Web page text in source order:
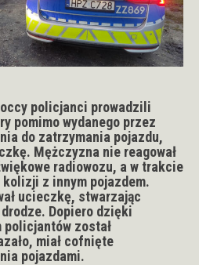
policjanci prowadzili
pomimo wydanego przez
do zatrzymania pojazdu,
Mężczyzna nie reagował
radiowozu, a w trakcie
kolizji z innym pojazdem.
ucieczkę, stwarzając
Dopiero dzięki
policjantów został
miał cofnięte
pojazdami.